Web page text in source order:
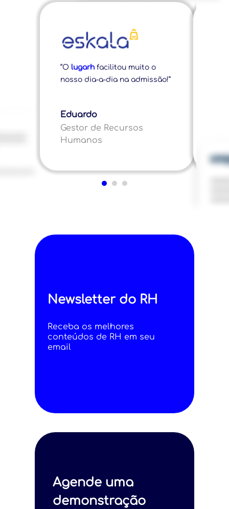
“O lugarh facilitou muito o
nosso dia-a-dia na admissão!”
Eduardo
Gestor de Recursos
Humanos
Newsletter do RH
Receba os melhores
conteúdos de RH em seu
email
Agende uma
demonstração